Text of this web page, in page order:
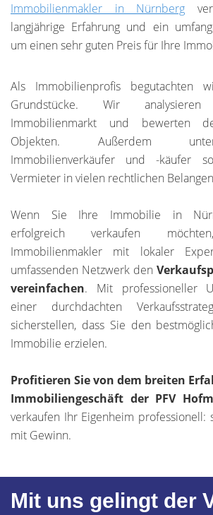
Immobilienmakler in Nürnberg
langjährige Erfahrung und ein
um einen sehr guten Preis für Ihre
Als Immobilienprofis begutachten
Grundstücke. Wir
Immobilienmarkt und bewerten
Objekten. Außerdem
Immobilienverkäufer und -käufer
Vermieter in vielen rechtlichen
Wenn Sie Ihre Immobilie in
erfolgreich verkaufen
Immobilienmakler mit lokaler
umfassenden Netzwerk den
vereinfachen. Mit professioneller
einer durchdachten
sicherstellen, dass Sie den
Immobilie erzielen.
Profitieren Sie von dem breiten
Immobiliengeschäft der PFV
verkaufen Ihr Eigenheim professionell:
mit Gewinn.
Mit uns gelingt der